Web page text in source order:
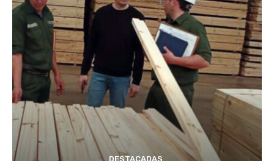
DESTACADAS